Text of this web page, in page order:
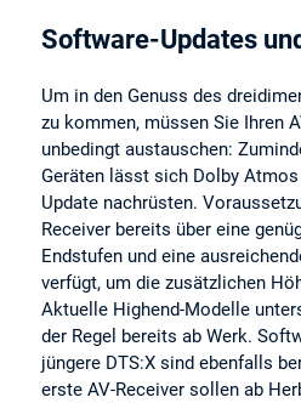
Software-Updates
Um in den Genuss des
zu kommen, müssen Sie Ihren
unbedingt austauschen:
Geräten lässt sich Dolby
Update nachrüsten.
Receiver bereits über eine
Endstufen und eine
verfügt, um die zusätzlichen
Aktuelle Highend-Modelle
der Regel bereits ab Werk.
jüngere DTS:X sind ebenfalls
erste AV-Receiver sollen ab